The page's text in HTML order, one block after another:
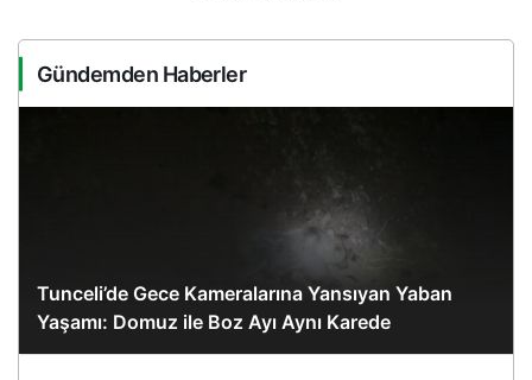
Gündemden Haberler
Tunceli’de Gece Kameralarına Yansıyan Yaban
Yaşamı: Domuz ile Boz Ayı Aynı Karede